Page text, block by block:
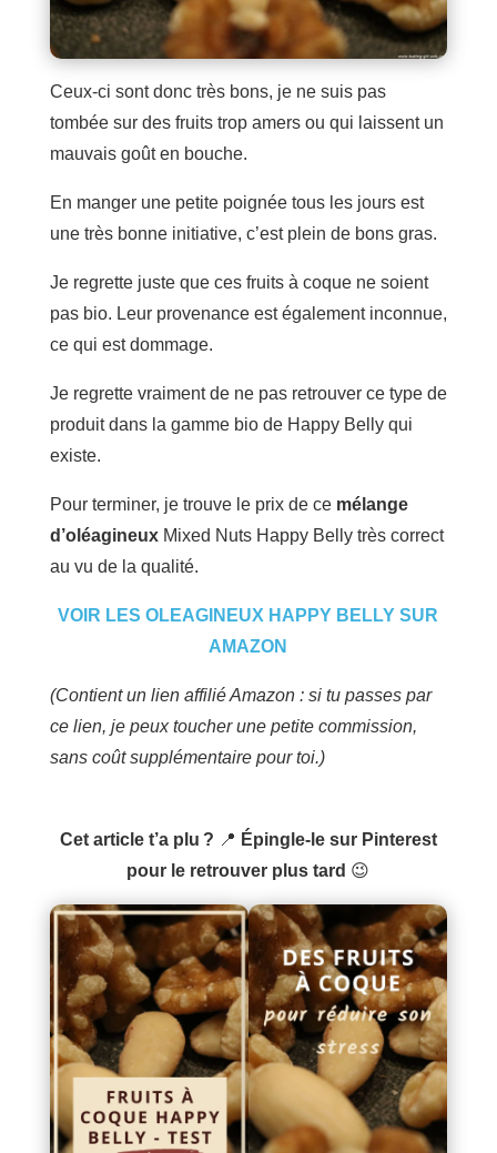
Ceux-ci sont donc très bons, je ne suis pas
tombée sur des fruits trop amers ou qui laissent un
mauvais goût en bouche.
En manger une petite poignée tous les jours est
une très bonne initiative, c’est plein de bons gras.
Je regrette juste que ces fruits à coque ne soient
pas bio. Leur provenance est également inconnue,
ce qui est dommage.
Je regrette vraiment de ne pas retrouver ce type de
produit dans la gamme bio de Happy Belly qui
existe.
Pour terminer, je trouve le prix de ce mélange
d’oléagineuxMixed Nuts Happy Belly très correct
au vu de la qualité.
VOIR LES OLEAGINEUX HAPPY BELLY SUR
AMAZON
(Contient un lien affilié Amazon : si tu passes par
ce lien, je peux toucher une petite commission,
sans coût supplémentaire pour toi.)
Cet article t’a plu ? 📍 Épingle-le sur Pinterest
pour le retrouver plus tard 😉